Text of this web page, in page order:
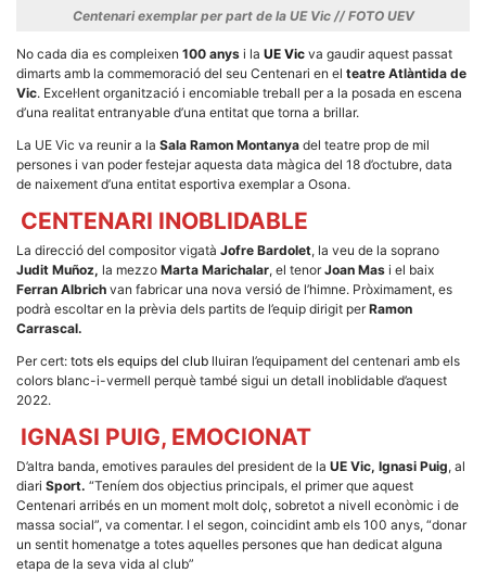
Centenari exemplar per part de la UE Vic // FOTO UEV
No cada dia es compleixen 100 anys i la UE Vic va gaudir aquest passat
dimarts amb la commemoració del seu Centenari en el teatre Atlàntida de
Vic. Excel·lent organització i encomiable treball per a la posada en escena
d’una realitat entranyable d’una entitat que torna a brillar.
La UE Vic va reunir a la Sala Ramon Montanya del teatre prop de mil
persones i van poder festejar aquesta data màgica del 18 d’octubre, data
de naixement d’una entitat esportiva exemplar a Osona.
CENTENARI INOBLIDABLE
La direcció del compositor vigatà Jofre Bardolet, la veu de la soprano
Judit Muñoz, la mezzo Marta Marichalar, el tenorJoan Mas i el baix
Ferran Albrich van fabricar una nova versió de l’himne. Pròximament, es
podrà escoltar en la prèvia dels partits de l’equip dirigit perRamon
Carrascal.
Per cert: tots els equips del club lluiran l’equipament del centenari amb els
colors blanc-i-vermell perquè també sigui un detall inoblidable d’aquest
2022.
IGNASI PUIG, EMOCIONAT
D’altra banda, emotives paraules del president de la UE Vic, Ignasi Puig, al
diari Sport. “Teníem dos objectius principals, el primer que aquest
Centenari arribés en un moment molt dolç, sobretot a nivell econòmic i de
massa social”, va comentar. I el segon, coincidint amb els 100 anys, “donar
un sentit homenatge a totes aquelles persones que han dedicat alguna
etapa de la seva vida al club”
Aquestes
cookies no
són
opcionals,
són
per al
funcionament
tècnic de la
web.
Estadístiques
Recopilem
dades
estadístiques
del lloc web
per a millorar
estructura.
Experiència
d'usuari
Alguns
components